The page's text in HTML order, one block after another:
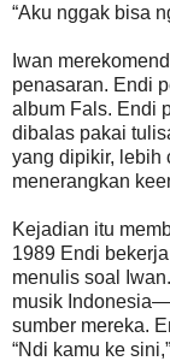
“Aku nggak bisa
Iwan
penasaran. Endi
album Fals. Endi
dibalas pakai
yang dipikir, lebih
menerangkan
Kejadian itu
1989 Endi
menulis soal
musik
sumber mereka.
“Ndi kamu ke